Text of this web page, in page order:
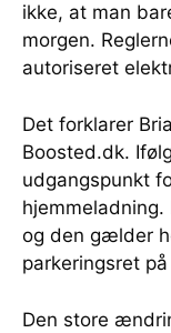
ikke, at man
morgen.
autoriseret
Det forklarer
Boosted.dk.
udgangspunkt
og den gælder
parkeringsret
Den store